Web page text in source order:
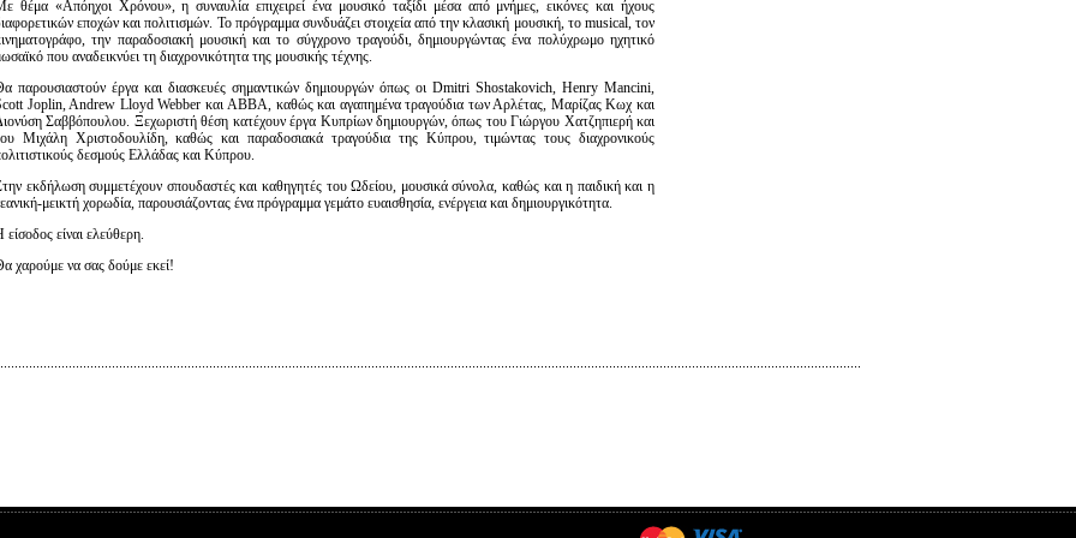
θέμα «Απόηχοι Χρόνου», η συναυλία επιχειρεί ένα μουσικό ταξίδι μέσα από μνήμες, εικόνες και ήχους
εποχών και πολιτισμών. Το πρόγραμμα συνδυάζει στοιχεία από την κλασική μουσική, το musical, τον
την παραδοσιακή μουσική και το σύγχρονο τραγούδι, δημιουργώντας ένα πολύχρωμο ηχητικό
που αναδεικνύει τη διαχρονικότητα της μουσικής τέχνης.
παρουσιαστούν έργα και διασκευές σημαντικών δημιουργών όπως οι Dmitri Shostakovich, Henry Mancini,
Joplin, Andrew Lloyd Webber και ABBA, καθώς και αγαπημένα τραγούδια των Αρλέτας, Μαρίζας Κωχ και
Σαββόπουλου. Ξεχωριστή θέση κατέχουν έργα Κυπρίων δημιουργών, όπως του Γιώργου Χατζηπιερή και
Μιχάλη Χριστοδουλίδη, καθώς και παραδοσιακά τραγούδια της Κύπρου, τιμώντας τους διαχρονικούς
δεσμούς Ελλάδας και Κύπρου.
εκδήλωση συμμετέχουν σπουδαστές και καθηγητές του Ωδείου, μουσικά σύνολα, καθώς και η παιδική και η
μεικτή χορωδία, παρουσιάζοντας ένα πρόγραμμα γεμάτο ευαισθησία, ενέργεια και δημιουργικότητα.
είσοδος είναι ελεύθερη.
χαρούμε να σας δούμε εκεί!